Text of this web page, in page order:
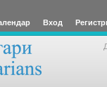
Вход